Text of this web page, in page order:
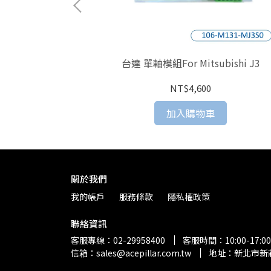
台達 單軸模組For Mitsubishi J3
NT$4,600
加入購物車
關於我們
我的帳戶 服務條款 隱私權政策
聯絡資訊
客服專線：02-29958400
客服時間：10:00-17:00
信箱：sales@acepillar.com.tw
地址：新北市